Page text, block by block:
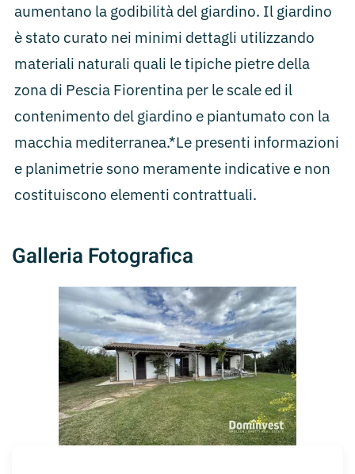
aumentano la godibilità del giardino. Il giardino
è stato curato nei minimi dettagli utilizzando
materiali naturali quali le tipiche pietre della
zona di Pescia Fiorentina per le scale ed il
contenimento del giardino e piantumato con la
macchia mediterranea.*Le presenti informazioni
e planimetrie sono meramente indicative e non
costituiscono elementi contrattuali.
Galleria Fotografica